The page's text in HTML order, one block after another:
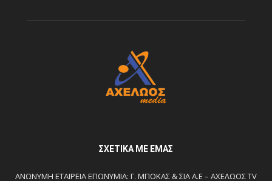
ΣΧΕΤΙΚΆ ΜΕ ΕΜΆΣ
ΑΝΩΝΥΜΗ ΕΤΑΙΡΕΙΑ ΕΠΩΝΥΜΙΑ: Γ. ΜΠΟΚΑΣ & ΣΙΑ Α.Ε – ΑΧΕΛΩΟΣ TV